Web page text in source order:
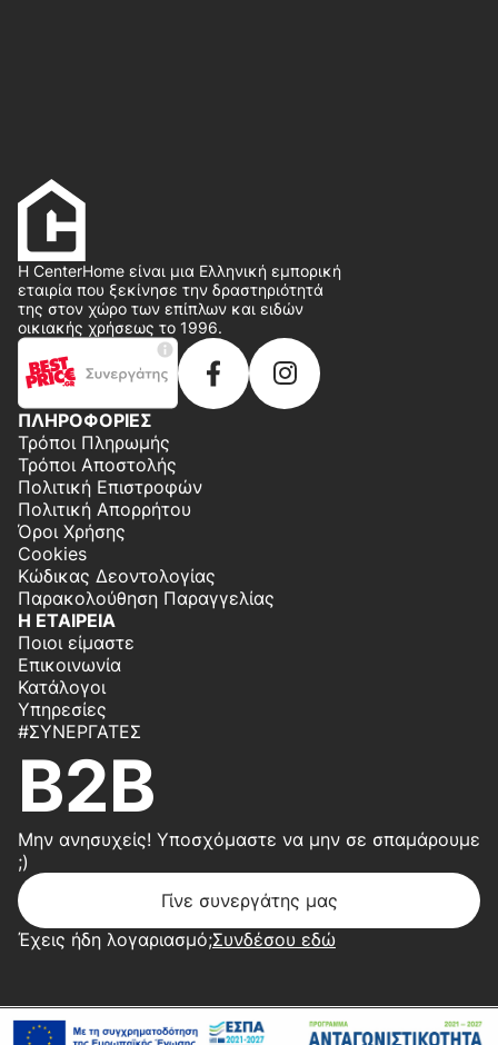
Η CenterHome είναι μια Ελληνική εμπορική
εταιρία που ξεκίνησε την δραστηριότητά
της στον χώρο των επίπλων και ειδών
οικιακής χρήσεως το 1996.
ΠΛΗΡΟΦΟΡΙΕΣ
Τρόποι Πληρωμής
Τρόποι Αποστολής
Πολιτική Επιστροφών
Πολιτική Απορρήτου
Όροι Χρήσης
Cookies
Κώδικας Δεοντολογίας
Παρακολούθηση Παραγγελίας
Η ΕΤΑΙΡΕΙΑ
Ποιοι είμαστε
Επικοινωνία
Κατάλογοι
Υπηρεσίες
#ΣΥΝΕΡΓΆΤΕΣ
B2B
Μην ανησυχείς! Υποσχόμαστε να μην σε σπαμάρουμε
;)
Γίνε συνεργάτης μας
Έχεις ήδη λογαριασμό;Συνδέσου εδώ